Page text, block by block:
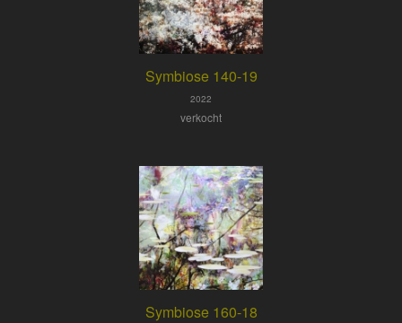
Symbiose 140-19
2022
verkocht
Symbiose 160-18